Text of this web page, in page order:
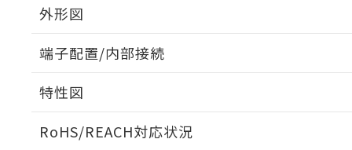
外形図
端子配置/内部接続
特性図
RoHS/REACH対応状況